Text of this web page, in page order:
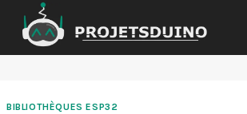
contenu
BIBLIOTHÈQUES ESP32